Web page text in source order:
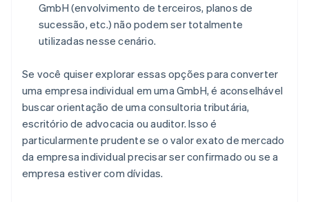
GmbH (envolvimento de terceiros, planos de
sucessão, etc.) não podem ser totalmente
utilizadas nesse cenário.
Se você quiser explorar essas opções para converter
uma empresa individual em uma GmbH, é aconselhável
buscar orientação de uma consultoria tributária,
escritório de advocacia ou auditor. Isso é
particularmente prudente se o valor exato de mercado
da empresa individual precisar ser confirmado ou se a
empresa estiver com dívidas.